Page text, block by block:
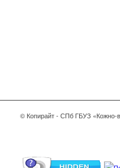
© Копирайт - СПб ГБУЗ «Кожно-